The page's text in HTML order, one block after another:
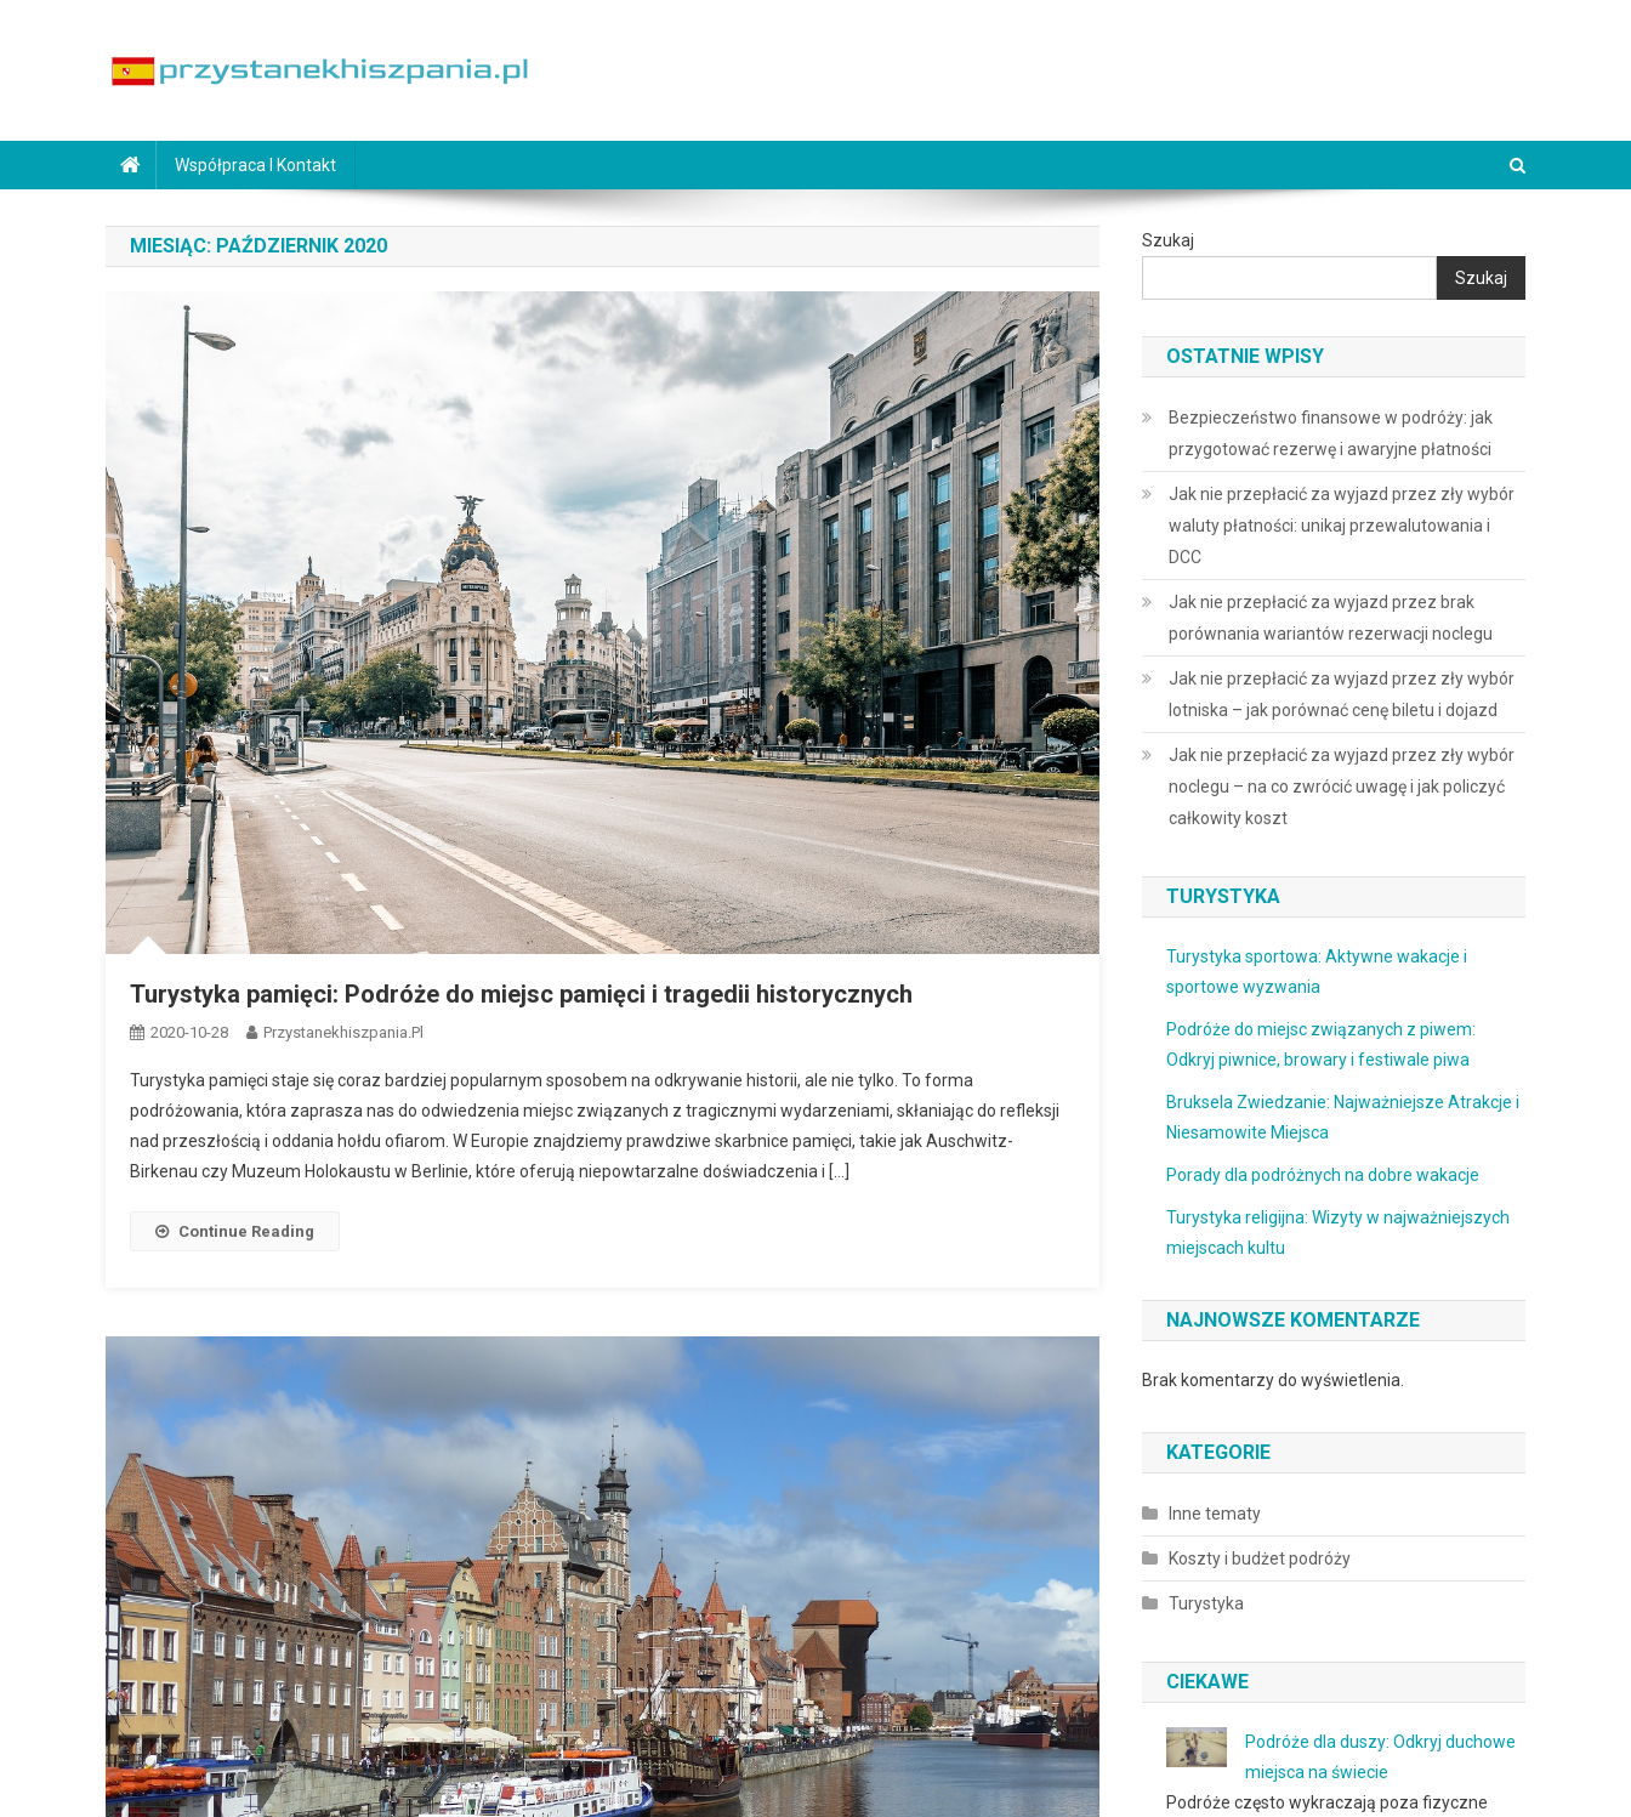
Współpraca I Kontakt
MIESIĄC: PAŹDZIERNIK 2020
Turystyka pamięci: Podróże do miejsc pamięci i tragedii historycznych
2020-10-28 Przystanekhiszpania.pl
Turystyka pamięci staje się coraz bardziej popularnym sposobem na odkrywanie historii, ale nie tylko. To forma
podróżowania, która zaprasza nas do odwiedzenia miejsc związanych z tragicznymi wydarzeniami, skłaniając do refleksji
nad przeszłością i oddania hołdu ofiarom. W Europie znajdziemy prawdziwe skarbnice pamięci, takie jak Auschwitz-
Birkenau czy Muzeum Holokaustu w Berlinie, które oferują niepowtarzalne doświadczenia i […]
Continue Reading
Szukaj
Szukaj
OSTATNIE WPISY
Bezpieczeństwo finansowe w podróży: jak
przygotować rezerwę i awaryjne płatności
Jak nie przepłacić za wyjazd przez zły wybór
waluty płatności: unikaj przewalutowania i
DCC
Jak nie przepłacić za wyjazd przez brak
porównania wariantów rezerwacji noclegu
Jak nie przepłacić za wyjazd przez zły wybór
lotniska – jak porównać cenę biletu i dojazd
Jak nie przepłacić za wyjazd przez zły wybór
noclegu – na co zwrócić uwagę i jak policzyć
całkowity koszt
TURYSTYKA
Turystyka sportowa: Aktywne wakacje i
sportowe wyzwania
Podróże do miejsc związanych z piwem:
Odkryj piwnice, browary i festiwale piwa
Bruksela Zwiedzanie: Najważniejsze Atrakcje i
Niesamowite Miejsca
Porady dla podróżnych na dobre wakacje
Turystyka religijna: Wizyty w najważniejszych
miejscach kultu
NAJNOWSZE KOMENTARZE
Brak komentarzy do wyświetlenia.
KATEGORIE
Inne tematy
Koszty i budżet podróży
Turystyka
CIEKAWE
Podróże dla duszy: Odkryj duchowe
miejsca na świecie
Podróże często wykraczają poza fizyczne